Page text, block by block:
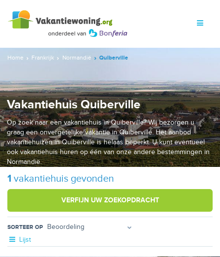
Home Frankrijk Normandië Quiberville
Vakantiehuis Quiberville
Op zoek naar een vakantiehuis in Quiberville? Wij bezorgen u
graag een onvergetelijke vakantie in Quiberville. Het aanbod
vakantiehuizen in Quiberville is helaas beperkt. U kunt eventueel
ook vakantiehuis huren op één van onze andere bestemmingen in
Normandië.
1 vakantiehuis gevonden
VERFIJN UW ZOEKOPDRACHT
SORTEER OP
Lijst